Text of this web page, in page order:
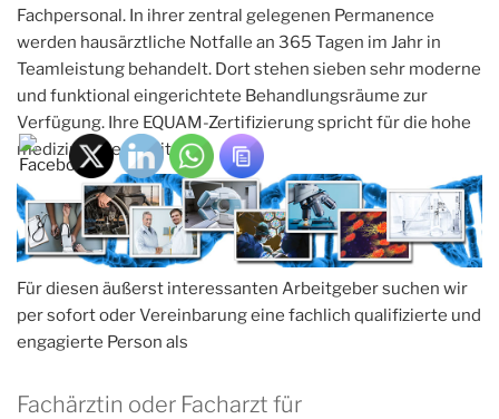
Fachpersonal. In ihrer zentral gelegenen Permanence
werden hausärztliche Notfalle an 365 Tagen im Jahr in
Teamleistung behandelt. Dort stehen sieben sehr moderne
und funktional eingerichtete Behandlungsräume zur
Verfügung. Ihre EQUAM-Zertifizierung spricht für die hohe
medizinische Qualität.
Für diesen äußerst interessanten Arbeitgeber suchen wir
per sofort oder Vereinbarung eine fachlich qualifizierte und
engagierte Person als
Fachärztin oder Facharzt für